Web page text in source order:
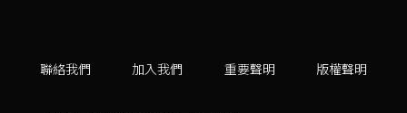
聯絡我們 加入我們 重要聲明 版權聲明